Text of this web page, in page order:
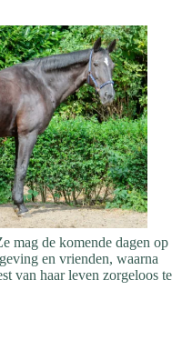
mag de komende dagen op
en vrienden, waarna
van haar leven zorgeloos te